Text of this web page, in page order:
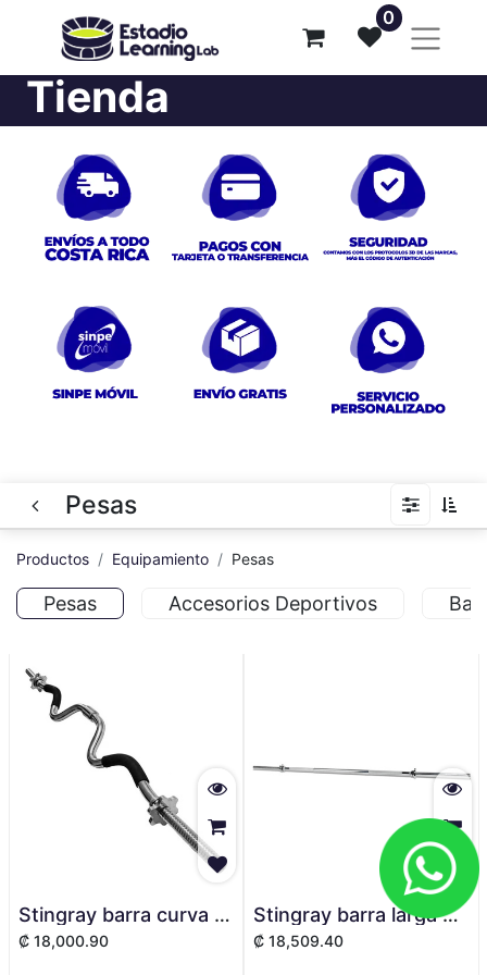
0
Tienda
Pesas
Productos Equipamiento Pesas
Pesas Accesorios Deportivos
Stingray barra curva cromada soporte 80Lb SFbar-Curv
₡ 18,000.90
Stingray barra larga cromada soporte 80Lb SFbar-Rec
₡ 18,509.40